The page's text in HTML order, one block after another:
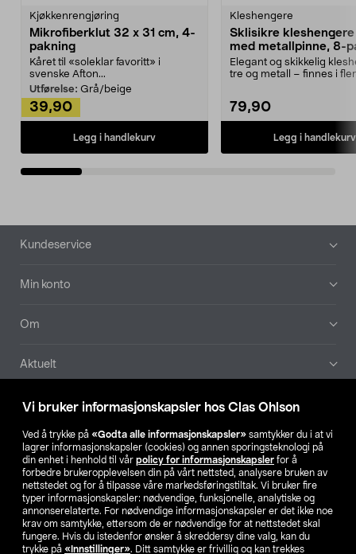
Vi bruker informasjonskapsler hos Clas Ohlson
Ved å trykke på «Godta alle informasjonskapsler» samtykker du i at vi
lagrer informasjonskapsler (cookies) og annen sporingsteknologi på
din enhet i henhold til vår policy for informasjonskapsler for å
forbedre brukeropplevelsen din på vårt nettsted, analysere bruken av
nettstedet og for å tilpasse våre markedsføringstiltak. Vi bruker fire
typer informasjonskapsler: nødvendige, funksjonelle, analytiske og
annonserelaterte. For nødvendige informasjonskapsler er det ikke noe
krav om samtykke, ettersom de er nødvendige for at nettstedet skal
fungere. Hvis du istedenfor ønsker å skreddersy dine valg, kan du
trykke på «Innstillinger». Ditt samtykke er frivillig og kan trekkes
Kjøkkenrengjøring
Mikrofiberklut 32 x 31 cm, 4-
pakning
Kåret til «soleklar favoritt» i
svenske Afton...
Utførelse: Grå/beige
39,90
Legg i handlekurv
Kleshengere
Sklisikre
med metallpinne, 8-
Elegant og skikkelig
tre og metall – finnes i
79,90
Legg i handlekurv
Bunntekst
Kundeservice
Min konto
Om
Aktuelt
Våre selskaper
Finn din butikk
SE NO FI